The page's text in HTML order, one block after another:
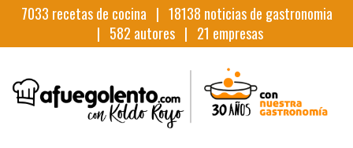
7033 recetas de cocina | 18138 noticias de gastronomia
| 582 autores | 21 empresas